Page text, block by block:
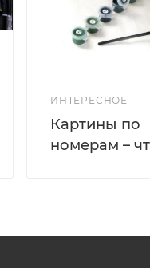
ИНТЕРЕСНОЕ
Картины по
номерам –